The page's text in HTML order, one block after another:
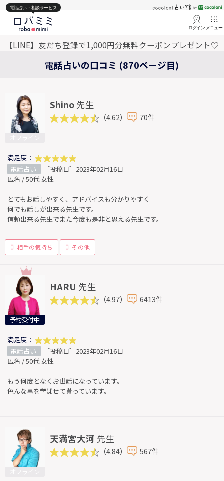
電話占い・相談サービス
ログイン メニュー
【LINE】友だち登録で1,000円分無料クーポンプレゼント♡
電話占いの口コミ (870ページ目)
Shino 先生
（4.62） 70件
満足度：
電話占い
［投稿日］2023年02月16日
匿名 / 50代 女性
とてもお話しやすく、アドバイスも分かりやすく
何でも話しが出来る先生です。
信頼出来る先生でまた今度も是非と思える先生です。
相手の気持ち その他
予約受付中
HARU 先生
（4.97） 6413件
満足度：
電話占い
［投稿日］2023年02月16日
匿名 / 50代 女性
もう何度となくお世話になっています。
色んな事を学ばせて貰っています。
天満宮大河 先生
（4.84） 567件